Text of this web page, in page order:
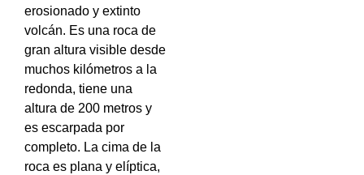
erosionado y extinto
volcán. Es una roca de
gran altura visible desde
muchos kilómetros a la
redonda, tiene una
altura de 200 metros y
es escarpada por
completo. La cima de la
roca es plana y elíptica,